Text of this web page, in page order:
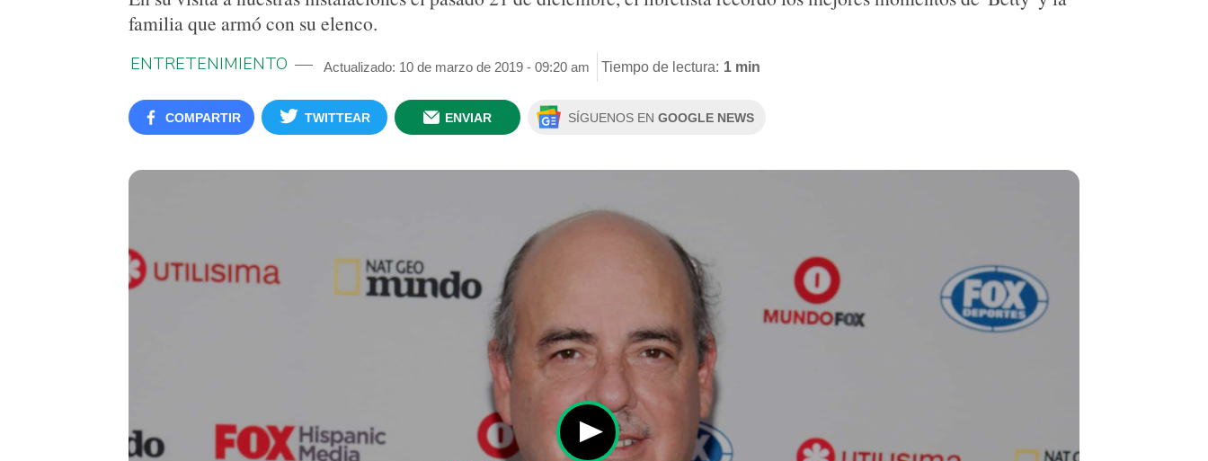
familia que armó con su elenco.
ENTRETENIMIENTO Actualizado: 10 de marzo de 2019 - 09:20 am Tiempo de lectura: 1 min
COMPARTIR TWITTEAR ENVIAR SÍGUENOS EN GOOGLE NEWS